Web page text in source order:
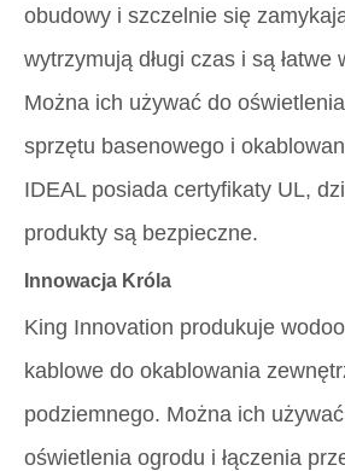
obudowy i szczelnie się
wytrzymują długi czas i są łatwe
Można ich używać do
sprzętu basenowego i
IDEAL posiada certyfikaty UL,
produkty są bezpieczne.
Innowacja Króla
King Innovation produkuje
kablowe do okablowania
podziemnego. Można ich
oświetlenia ogrodu i łączenia